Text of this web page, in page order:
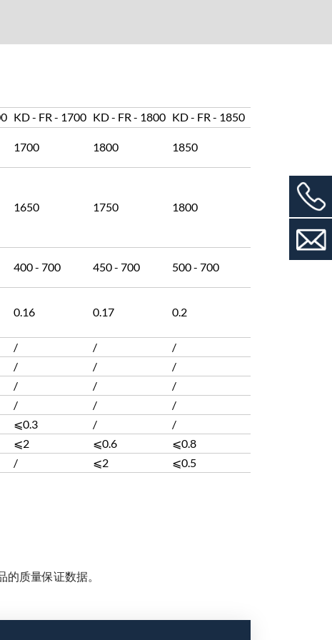
KD - FR - 1700 KD - FR - 1800 KD - FR - 1850
1700 1800 1850
1650 1750 1800
400 - 700 450 - 700 500 - 700
0.16 0.17 0.2
/ /
/
/ /
/
/ /
/
/ /
/
⩽0.3 /
/
⩽2 ⩽0.6
⩽0.8
/ ⩽2 ⩽0.5
质量保证数据。